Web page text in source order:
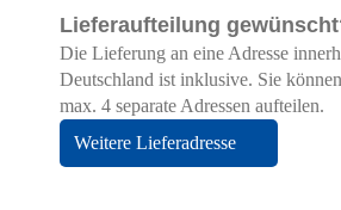
Lieferaufteilung
Die Lieferung an eine Adresse
Deutschland ist inklusive. Sie
max. 4 separate Adressen aufteilen.
Weitere Lieferadresse